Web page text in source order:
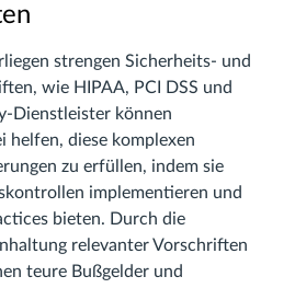
strengen Sicherheits- und
wie HIPAA, PCI DSS und
Dienstleister können
helfen, diese komplexen
zu erfüllen, indem sie
implementieren und
bieten. Durch die
relevanter Vorschriften
teure Bußgelder und